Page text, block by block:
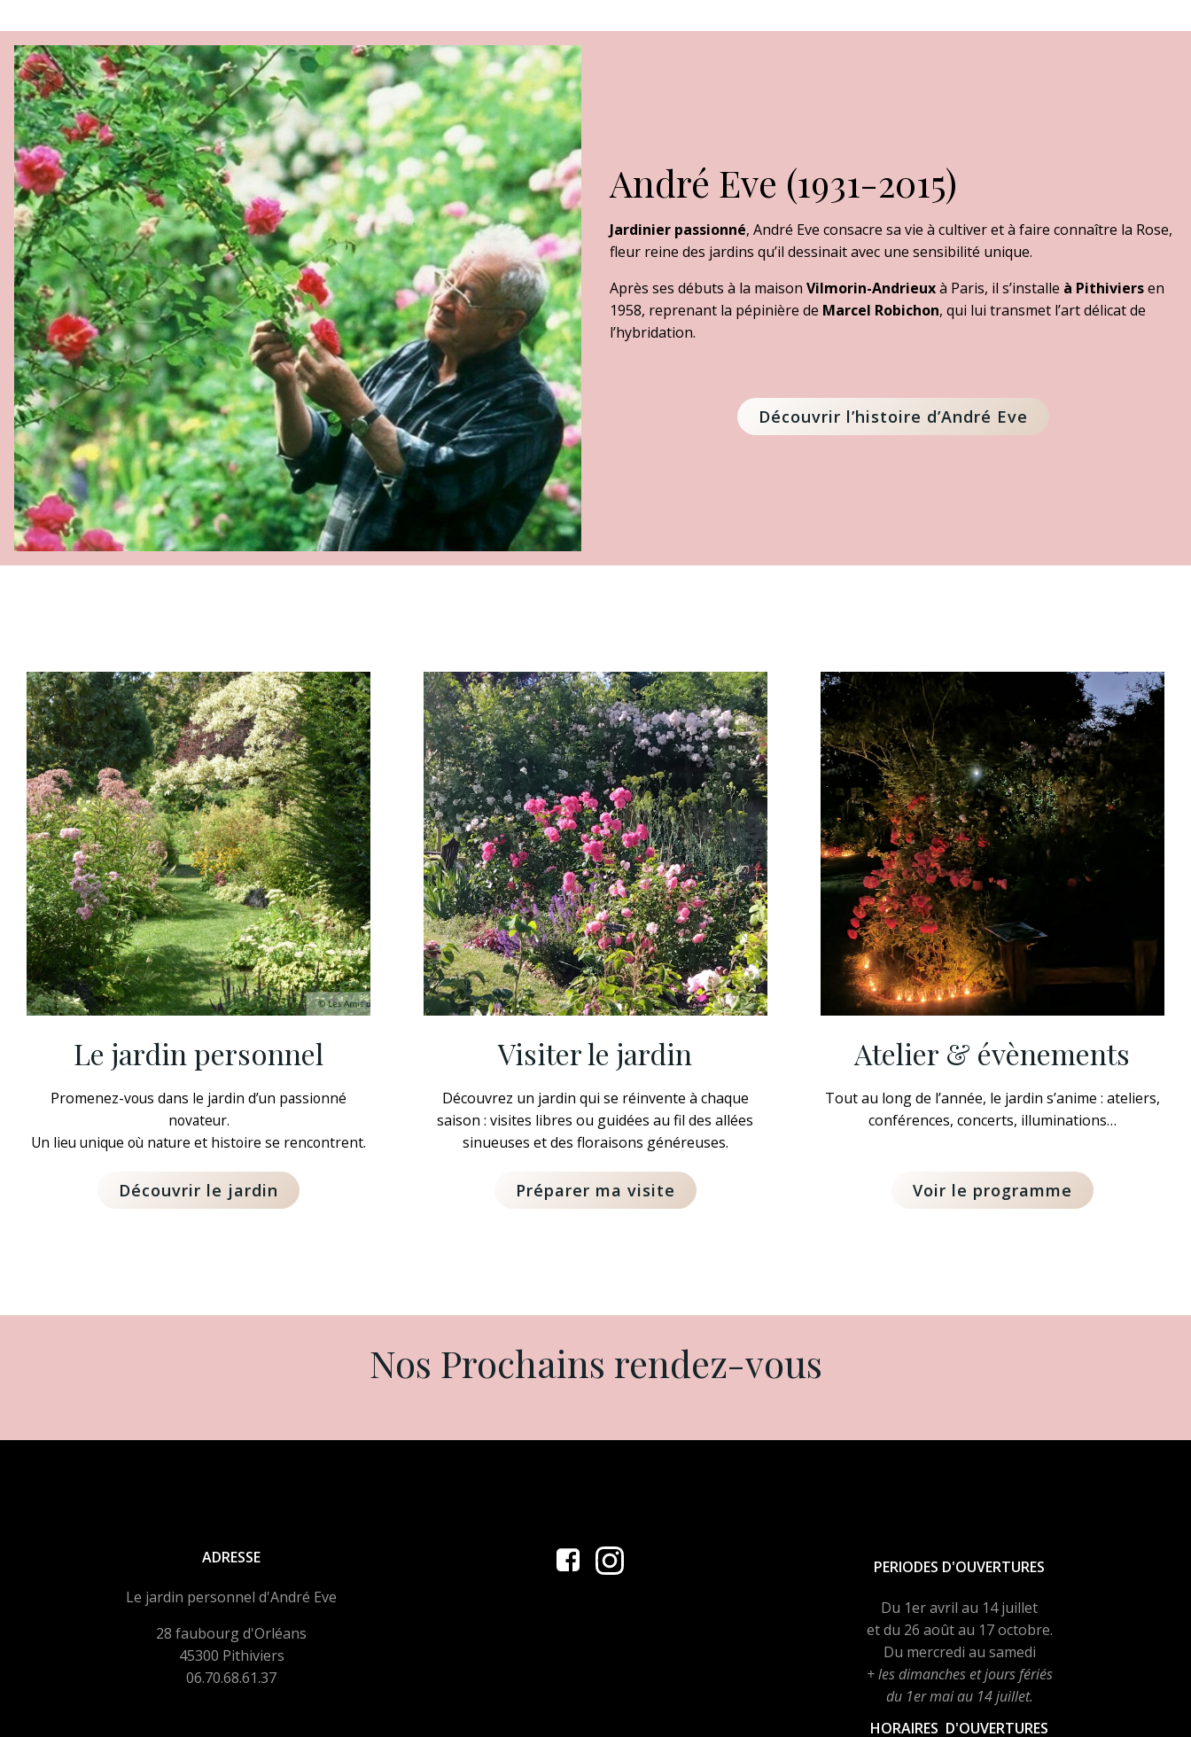
André Eve (1931-2015)
Jardinier passionné, André Eve consacre sa vie à cultiver et à faire connaître la Rose,
fleur reine des jardins qu’il dessinait avec une sensibilité unique.
Après ses débuts à la maison Vilmorin-Andrieuxà Paris, il s’installe à Pithiviersen
1958, reprenant la pépinière de Marcel Robichon, qui lui transmet l’art délicat de
l’hybridation.
Découvrir l’histoire d’André Eve
Le jardinpersonnel
Promenez-vous dans le jardin d’un passionné
novateur.
Un lieu unique où nature et histoire se rencontrent.
Découvrir le jardin
Visiter le jardin
Découvrez un jardin qui se réinvente à chaque
saison : visites libres ou guidées au fil des allées
sinueuses et des floraisons généreuses.
Préparer ma visite
Atelier & évènements
Tout au long de l’année, le jardin s’anime : ateliers,
conférences, concerts, illuminations…
Voir le programme
Nos Prochains rendez-vous
ADRESSE
Le jardin personnel d'André Eve
28 faubourg d'Orléans
45300 Pithiviers
06.70.68.61.37
PERIODES D'OUVERTURES
Du 1er avril au 14 juillet
et du 26 août au 17 octobre.
Du mercredi au samedi
+ les dimanches et jours fériés
du 1er mai au 14 juillet.
HORAIRES D'OUVERTURES